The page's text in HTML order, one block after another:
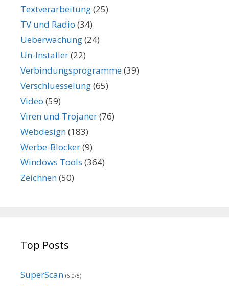
Textverarbeitung(25)
TV und Radio (34)
Ueberwachung(24)
Un-Installer(22)
Verbindungsprogramme(39)
Verschluesselung(65)
Video (59)
Viren und Trojaner(76)
Webdesign(183)
Werbe-Blocker(9)
Windows Tools (364)
Zeichnen(50)
Top Posts
SuperScan (6.0/5)